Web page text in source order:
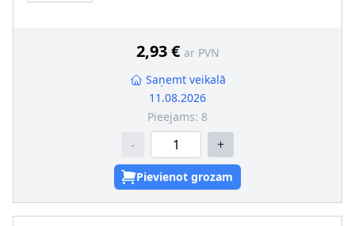
2,93 € ar PVN
Saņemt veikalā
11.08.2026
Pieejams: 8
- +
Pievienot grozam